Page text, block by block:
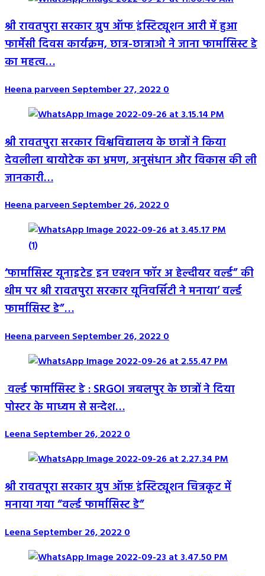
श्री रावतपुरा सरकार ग्रुप ऑफ इंस्टिट्यूशन आरी में हुआ
फार्मेसी दिवस कार्यक्रम, छात्र-छात्राओ ने जाना फार्मासिस्ट डे
का महत्व…
Heena parveenSeptember 27, 20220
श्री रावतपुरा सरकार विश्वविद्यालय के छात्रों ने किया
देवलीला बायोटेक का भ्रमण, अनुसंधान और विकास की ली
जानकारी…
Heena parveenSeptember 26, 20220
‘फार्मासिस्ट यूनाइटेड इन एक्शन फॉर अ हेल्दीयर वर्ल्ड” की
थीम पर श्री रावतपुरा सरकार यूनिवर्सिटी ने मनाया’ वर्ल्ड
फार्मासिस्ट डे”…
Heena parveenSeptember 26, 20220
वर्ल्ड फार्मासिस्ट डे : SRGOI जबलपुर के छात्रों ने दिया
पोस्टर के माध्यम से सन्देश…
LeenaSeptember 26, 20220
श्री रावतपूरा सरकार ग्रुप ऑफ़ इंस्टिट्यूशन चित्रकूट में
मनाया गया “वर्ल्ड फार्मासिस्ट डे”
LeenaSeptember 26, 20220